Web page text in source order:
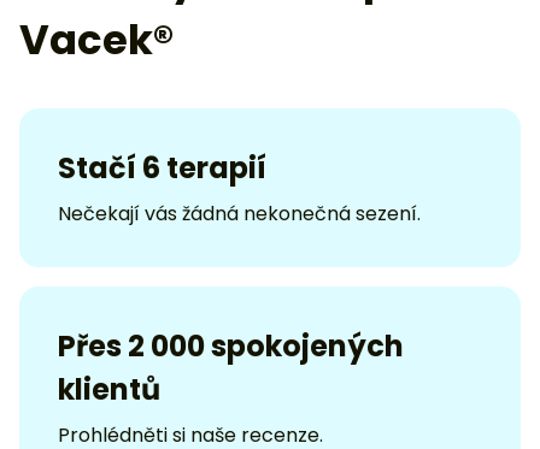
Vacek®
Stačí 6 terapií
Nečekají vás žádná nekonečná sezení.
Přes 2 000 spokojených
klientů
Prohlédněti si naše recenze.